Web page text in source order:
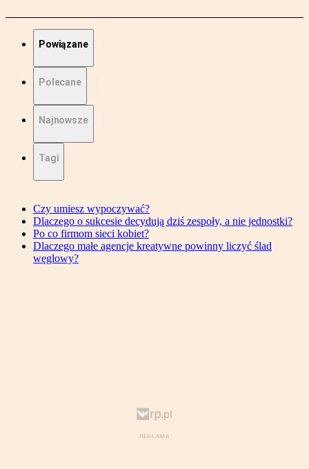
Powiązane
Polecane
Najnowsze
Tagi
Czy umiesz wypoczywać?
Dlaczego o sukcesie decydują dziś zespoły, a nie jednostki?
Po co firmom sieci kobiet?
Dlaczego małe agencje kreatywne powinny liczyć ślad
węglowy?